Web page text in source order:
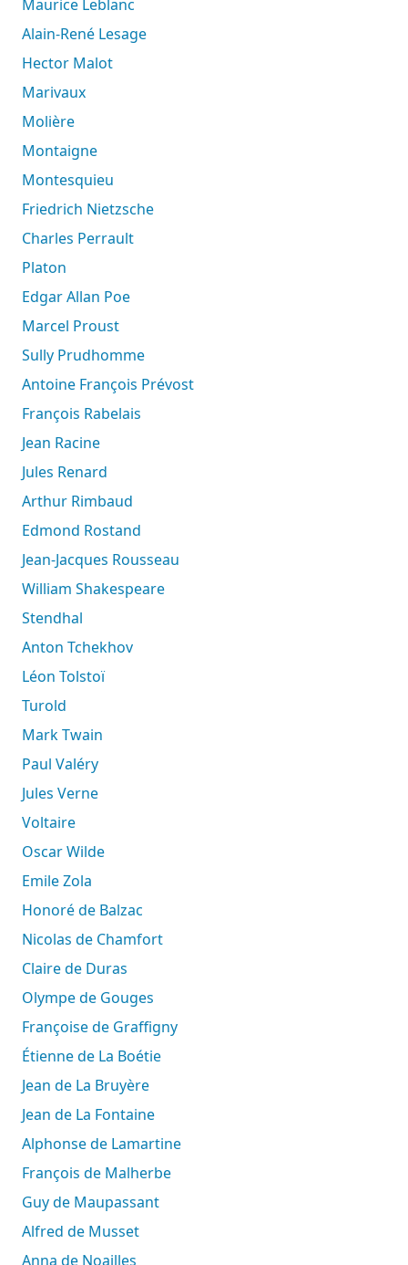
Maurice Leblanc
Alain-René Lesage
Hector Malot
Marivaux
Molière
Montaigne
Montesquieu
Friedrich Nietzsche
Charles Perrault
Platon
Edgar Allan Poe
Marcel Proust
Sully Prudhomme
Antoine François Prévost
François Rabelais
Jean Racine
Jules Renard
Arthur Rimbaud
Edmond Rostand
Jean-Jacques Rousseau
William Shakespeare
Stendhal
Anton Tchekhov
Léon Tolstoï
Turold
Mark Twain
Paul Valéry
Jules Verne
Voltaire
Oscar Wilde
Emile Zola
Honoré de Balzac
Nicolas de Chamfort
Claire de Duras
Olympe de Gouges
Françoise de Graffigny
Étienne de La Boétie
Jean de La Bruyère
Jean de La Fontaine
Alphonse de Lamartine
François de Malherbe
Guy de Maupassant
Alfred de Musset
Anna de Noailles